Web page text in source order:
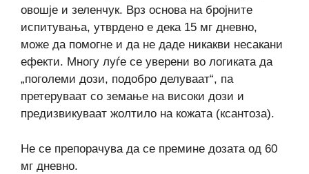
овошје и зеленчук. Врз основа на бројните
испитувања, утврдено е дека 15 мг дневно,
може да помогне и да не даде никакви несакани
ефекти. Многу луѓе се уверени во логиката да
„поголеми дози, подобро делуваат“, па
претеруваат со земање на високи дози и
предизвикуваат жолтило на кожата (ксантоза).
Не се препорачува да се премине дозата од 60
мг дневно.